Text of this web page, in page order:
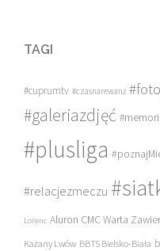
TAGI
#cuprumtv #czasnarewanż
#galeriazdjęć
#plusliga
#relacjezmeczu
Lorenc Aluron CMC Warta
Każany Lwów BBTS Bielsko-Biała